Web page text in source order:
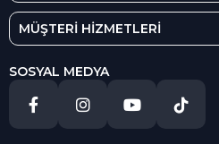
MÜŞTERİ HİZMETLERİ
SOSYAL MEDYA